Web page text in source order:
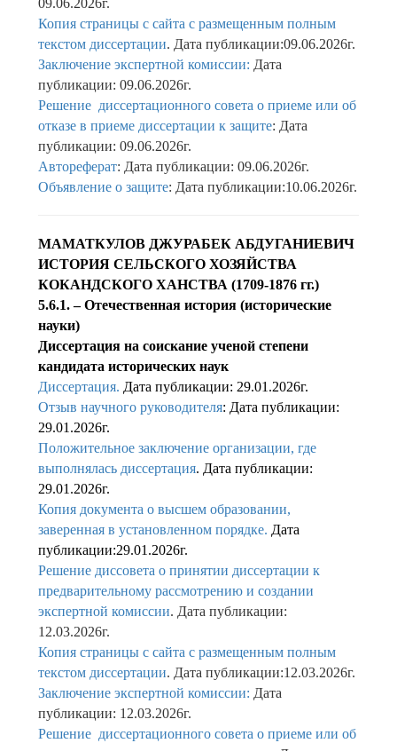
09.06.2026г.
Копия страницы с сайта с размещенным полным
текстом диссертации. Дата публикации:09.06.2026г.
Заключение экспертной комиссии: Дата
публикации: 09.06.2026г.
Решение диссертационного совета о приеме или об
отказе в приеме диссертации к защите: Дата
публикации: 09.06.2026г.
Автореферат: Дата публикации: 09.06.2026г.
Объявление о защите: Дата публикации:10.06.2026г.
МАМАТКУЛОВ ДЖУРАБЕК АБДУГАНИЕВИЧ
ИСТОРИЯ СЕЛЬСКОГО ХОЗЯЙСТВА
КОКАНДСКОГО ХАНСТВА (1709-1876 гг.)
5.6.1. – Отечественная история (исторические
науки)
Диссертация на соискание ученой степени
кандидата исторических наук
Диссертация. Дата публикации: 29.01.2026г.
Отзыв научного руководителя: Дата публикации:
29.01.2026г.
Положительное заключение организации, где
выполнялась диссертация. Дата публикации:
29.01.2026г.
Копия документа о высшем образовании,
заверенная в установленном порядке. Дата
публикации:29.01.2026г.
Решение диссовета о принятии диссертации к
предварительному рассмотрению и создании
экспертной комиссии. Дата публикации:
12.03.2026г.
Копия страницы с сайта с размещенным полным
текстом диссертации. Дата публикации:12.03.2026г.
Заключение экспертной комиссии: Дата
публикации: 12.03.2026г.
Решение диссертационного совета о приеме или об